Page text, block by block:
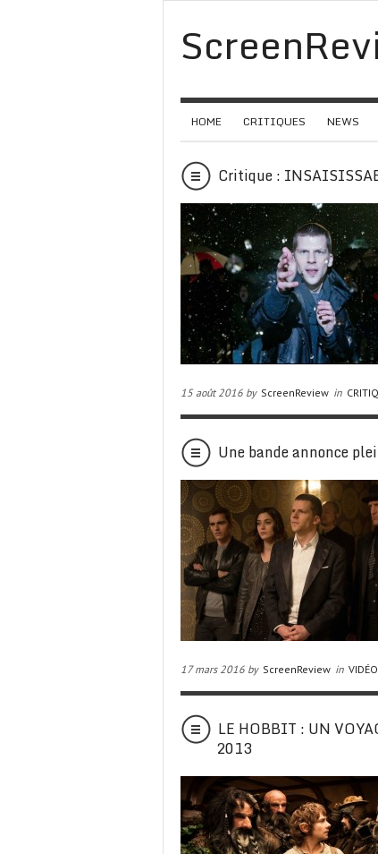
HOME CRITIQUES NEWS
Critique :
15 août 2016 by ScreenReview in
Une bande annonce
17 mars 2016 by ScreenReview in
LE HOBBIT : UN
2013